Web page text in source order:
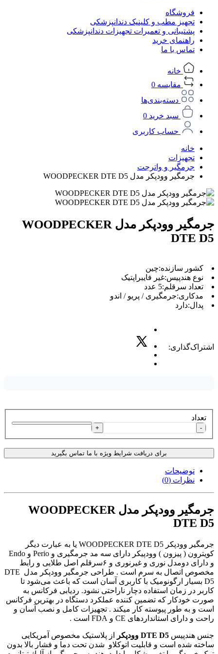
فروشگاه
تجهیز مطب و کلینیک دندانپزشکی
پشتیبانی و تعمیرات تجهیزات دندانپزشکی
راهنمای خرید
تماس با ما
خانه
مقایسه 0
دسته‌بندی‌ها
سبد خرید 0
حساب کاربری
خانه
تجهیزات
جرمگیر و واترجت
جرمگیر وودپکر مدل WOODPECKER DTE D5
جرمگیر وودپکر مدل WOODPECKER
DTE D5
کشور سازنده:چین
نوع هندپیس:غیر فایبراپتیک
تعداد سرقلم:5 عدد
مدکاری:جرمگیری / پریو / اندو
پدال:دارد
اشتراک‌گذاری:
تعداد
-
+
برای دریافت شرایط ویژه با ما تماس بگیرید
توضیحات
نظرات (0)
جرمگیر وودپکر مدل WOODPECKER
DTE D5
جرمگیر وودپکر WOODPECKER DTE D5 یا به عبارت دیگر
کویترون ( پیزون ) وودپیکر دارای سه مد جرمگیری و Perio و Endo
و دارای دومدل نوری و غیرنوری و ۶سرقلم اصل طلایی و رابط
مخصوص اتصال به سرم است . طراحی جرمگیر وودپکر مدل DTE
D5 بسیار ارگونومیک با کاربری آسان است که باعث می‌شود تا
کاربر در زمان استفاده دچار ناراحتی نشود. ردیابی فرکانس به
صورت خودکار که تضمین کننده عملکرد دستگاه در بهترین فرکانس
است و به طور پیوسته کار میکند . تجهیزات کامل و نصب آسان و
راحت و دارای استانداردهای CE و FDA است .
جنس هندپیس DTE D5 وودپکر
از پلاستیک مخصوص آمریکایی
ساخته شده است و قابلیت اتوکلاو شدن تحت دما و فشار بالا بدون